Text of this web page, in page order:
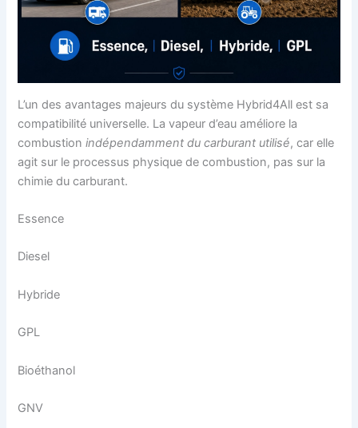
L’un des avantages majeurs du système Hybrid4All est sa
compatibilité universelle. La vapeur d’eau améliore la
combustionindépendamment du carburant utilisé, car elle
agit sur le processus physique de combustion, pas sur la
chimie du carburant.
Essence
Diesel
Hybride
GPL
Bioéthanol
GNV